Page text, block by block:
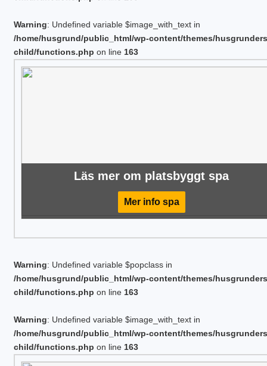
Warning: Undefined variable $image_with_text in
/home/husgrund/public_html/wp-content/themes/
child/functions.php on line 163
Läs mer om platsbyggt spa
Mer info spa
Warning: Undefined variable $popclass in
/home/husgrund/public_html/wp-content/themes/
child/functions.php on line 163
Warning: Undefined variable $image_with_text in
/home/husgrund/public_html/wp-content/themes/
child/functions.php on line 163